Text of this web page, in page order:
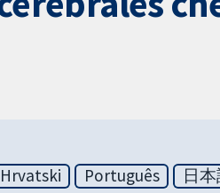
Hrvatski Português 日